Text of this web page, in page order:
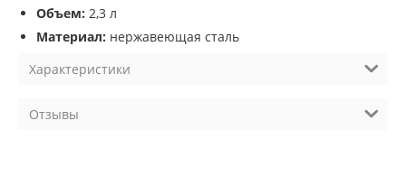
Объем: 2,3 л
Материал: нержавеющая сталь
Характеристики
Отзывы